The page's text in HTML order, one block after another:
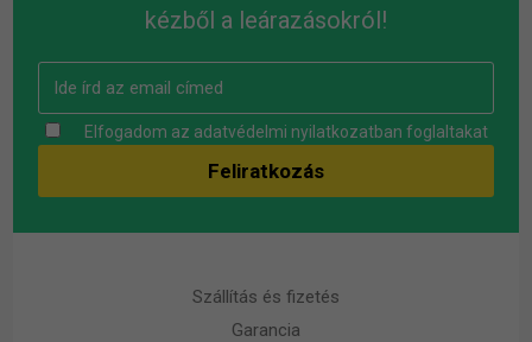
kézből a leárazásokról!
Elfogadom az adatvédelmi nyilatkozatban foglaltakat
Szállítás és fizetés
Garancia